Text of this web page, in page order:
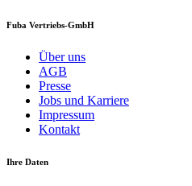
Fuba Vertriebs-GmbH
Über uns
AGB
Presse
Jobs und Karriere
Impressum
Kontakt
Ihre Daten